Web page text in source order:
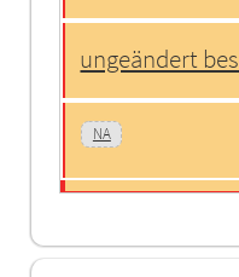
ungeändert
NA